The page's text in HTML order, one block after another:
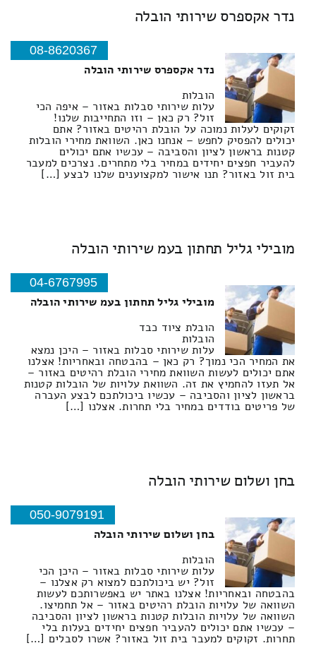
נדר אקספרס שירותי הובלה
08-8620367
נדר אקספרס שירותי הובלה
הובלות
עלות שירותי סבלות באזור – איפה הכי
זול? רק כאן – וזו התחייבות שלנו!
זקוקים לעלות נמוכה על הובלת רהיטים באזור? אתם
יכולים להפסיק לחפש – אנחנו כאן. השוואת מחירי הובלות
קטנות בראשון לציון והסביבה – עכשיו אתם יכולים
להעביר חפצים יחידים במחיר בלי מתחרים. נצרכים למעבר
בית זול באזור? תנו אישור למקצוענים שלנו לבצע […]
מובילי גליל תחתון בעמ שירותי הובלה
04-6767995
מובילי גליל תחתון בעמ שירותי הובלה
הובלת ציוד כבד
הובלות
עלות שירותי סבלות באזור – היכן נמצא
את המחיר הכי נמוך? רק כאן – בהבטחה ובאחריות! אצלנו
אתם יכולים לעשות השוואת מחירי הובלת רהיטים באזור –
אל תעזו להחמיץ את זה. השוואת עלויות של הובלות קטנות
בראשון לציון והסביבה – עכשיו ביכולתכם לבצע העברה
של פריטים בודדים במחיר בלי תחרות. אצלנו […]
בחן ושלום שירותי הובלה
050-9079191
בחן ושלום שירותי הובלה
הובלות
עלות שירותי סבלות באזור – היכן הכי
זול? יש ביכולתכם למצוא רק אצלנו –
בהבטחה ובאחריות! אצלנו באתר יש באפשרותכם לעשות
השוואה של עלויות הובלת רהיטים באזור – אל תחמיצו.
השוואה של עלויות הובלות קטנות בראשון לציון והסביבה
– עכשיו אתם יכולים להעביר חפצים יחידים בעלות בלי
תחרות. זקוקים למעבר בית זול באזור? אשרו לסבלים […]